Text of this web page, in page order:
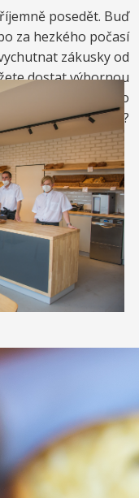
posedět. Buď
za hezkého počasí
zákusky od
dostat výbornou
pohár nebo
točenou zmrzlinu?